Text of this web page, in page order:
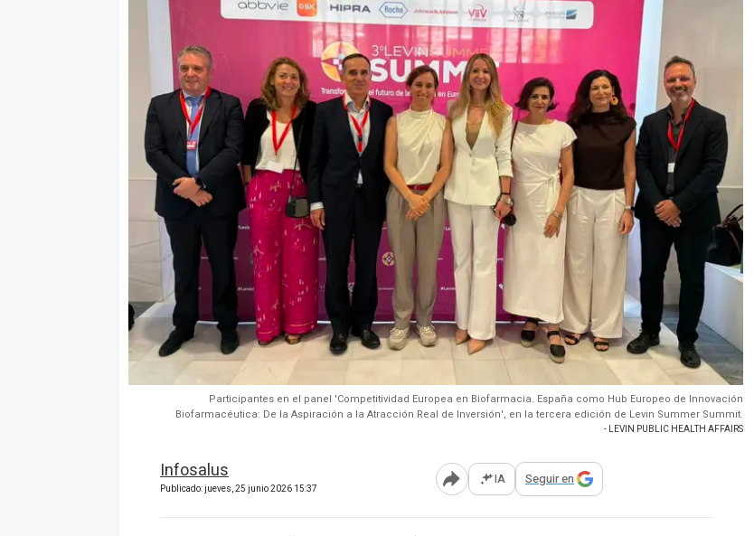
Participantes en el panel 'Competitividad Europea en Biofarmacia. España como Hub Europeo de Innovación
Biofarmacéutica: De la Aspiración a la Atracción Real de Inversión', en la tercera edición de Levin Summer Summit.
- LEVIN PUBLIC HEALTH AFFAIRS
Infosalus
Publicado: jueves, 25 junio 2026 15:37 Abrir opciones para compartir
IA Seguir en